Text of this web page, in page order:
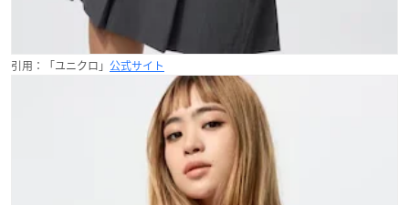
引用：「ユニクロ」 公式サイト